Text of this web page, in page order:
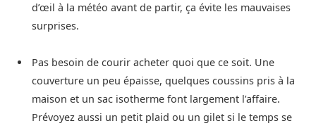
d’œil à la météo avant de partir, ça évite les mauvaises
surprises.
Pas besoin de courir acheter quoi que ce soit. Une
couverture un peu épaisse, quelques coussins pris à la
maison et un sac isotherme font largement l’affaire.
Prévoyez aussi un petit plaid ou un gilet si le temps se